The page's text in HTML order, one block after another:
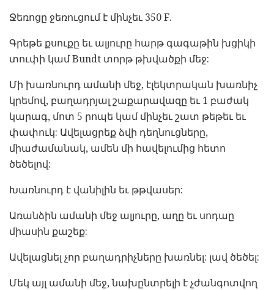
Ջեռոցը ջեռուցում է մինչեւ 350 F.
Գրեթե քսուքը եւ ալյուրը հարթ գագաթին խցիկի
տուփի կամ Bundt տորթ թխվածքի մեջ:
Մի խառնուրդ ամանի մեջ, էլեկտրական խառնիչ
կրեմով, բաղադրյալ շաքարավազը եւ 1 բաժակ
կարագ, մոտ 5 րոպե կամ մինչեւ շատ թեթեւ եւ
փափուկ: Ավելացրեք ձվի դեղնուցները,
միաժամանակ, ամեն մի հավելումից հետո
ծեծելով:
Խառնուրդ է վանիլին եւ թթվասեր:
Առանձին ամանի մեջ ալյուրը, աղը եւ սոդաը
միասին քաշեք:
Ավելացնել չոր բաղադրիչները խառնել: լավ ծեծել:
Մեկ այլ ամանի մեջ, նախընտրելի է չժանգոտվող